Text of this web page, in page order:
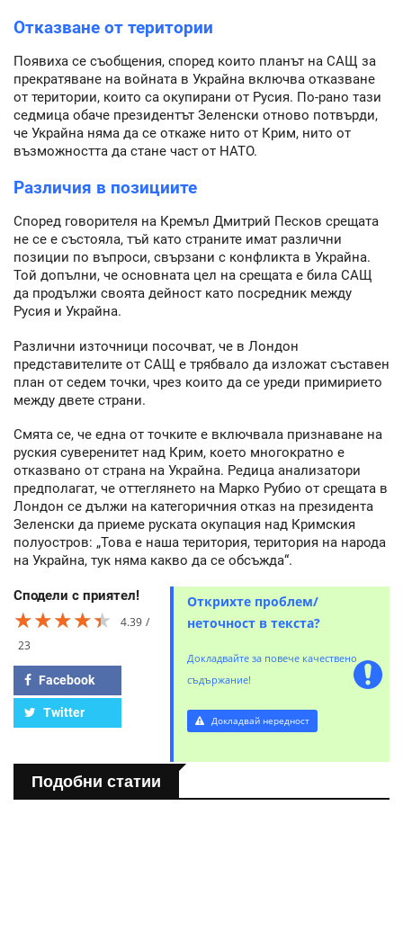
Отказване от територии
Появиха се съобщения, според които планът на САЩ за
прекратяване на войната в Украйна включва отказване
от територии, които са окупирани от Русия. По-рано тази
седмица обаче президентът Зеленски отново потвърди,
че Украйна няма да се откаже нито от Крим, нито от
възможността да стане част от НАТО.
Различия в позициите
Според говорителя на Кремъл Дмитрий Песков срещата
не се е състояла, тъй като страните имат различни
позиции по въпроси, свързани с конфликта в Украйна.
Той допълни, че основната цел на срещата е била САЩ
да продължи своята дейност като посредник между
Русия и Украйна.
Различни източници посочват, че в Лондон
представителите от САЩ е трябвало да изложат съставен
план от седем точки, чрез които да се уреди примирието
между двете страни.
Смята се, че една от точките е включвала признаване на
руския суверенитет над Крим, което многократно е
отказвано от страна на Украйна. Редица анализатори
предполагат, че оттеглянето на Марко Рубио от срещата в
Лондон се дължи на категоричния отказ на президента
Зеленски да приеме руската окупация над Кримския
полуостров: „Това е наша територия, територия на народа
на Украйна, тук няма какво да се обсъжда“.
Сподели с приятел!
★★★★★
★★★★★
★★★★★
4.39
23
Facebook
Twitter
Открихте проблем/
неточност в текста?
Докладвайте за повече качествено
съдържание!
Докладвай нередност
Подобни статии